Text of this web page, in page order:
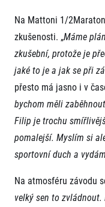
©
Na Mattoni 1/
zkušenosti. „Máme
zkušební, protože je
jaké to je a jak se při
přesto má jasno i v
bychom měli
Filip je trochu
pomalejší. Myslím si
sportovní duch a
Na atmosféru závodu
velký sen to